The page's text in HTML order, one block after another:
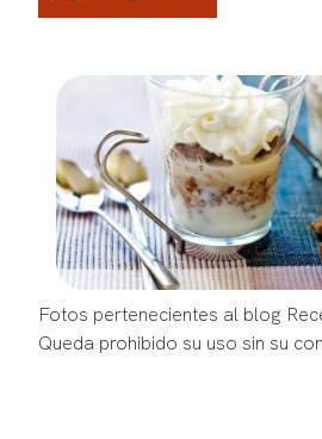
Fotos pertenecientes al blog
Queda prohibido su uso sin su